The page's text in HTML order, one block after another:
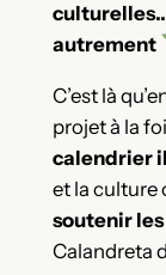
autrement
C’est là
projet à la
calendrier
et la culture
soutenir
Calandreta